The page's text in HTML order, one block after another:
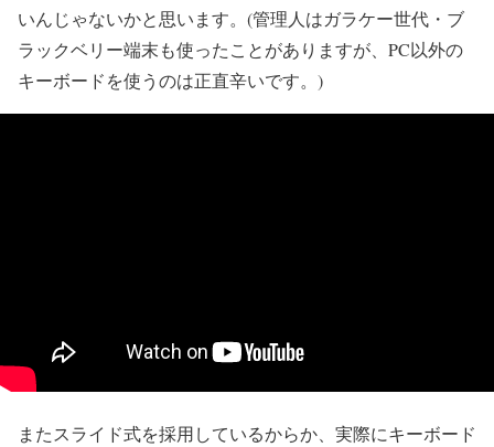
いんじゃないかと思います。(管理人はガラケー世代・ブ
ラックベリー端末も使ったことがありますが、PC以外の
キーボードを使うのは正直辛いです。)
またスライド式を採用しているからか、実際にキーボード